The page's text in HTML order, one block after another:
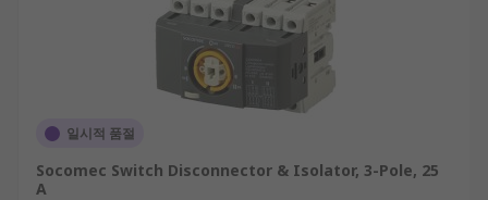
they have, and the terminal type.
Advantages of Fuse Switch
Disconnectors
일시적 품절
Socomec Switch Disconnector & Isolator, 3-Pole, 25
A